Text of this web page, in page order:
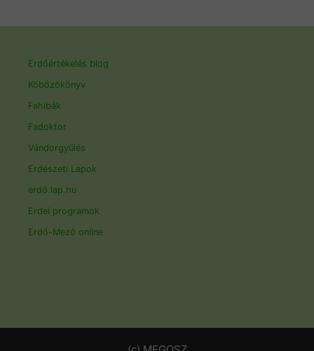
Erdőértékelés blog
Köbözőkönyv
Fahibák
Fadoktor
Vándorgyűlés
Erdészeti Lapok
erdő.lap.hu
Erdei programok
Erdő-Mező online